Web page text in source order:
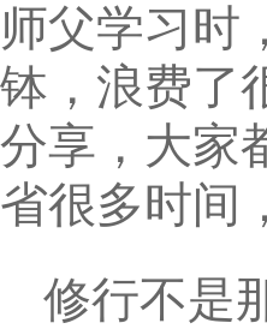
师父学习时
钵，浪费了
分享，大家
省很多时间
修行不是